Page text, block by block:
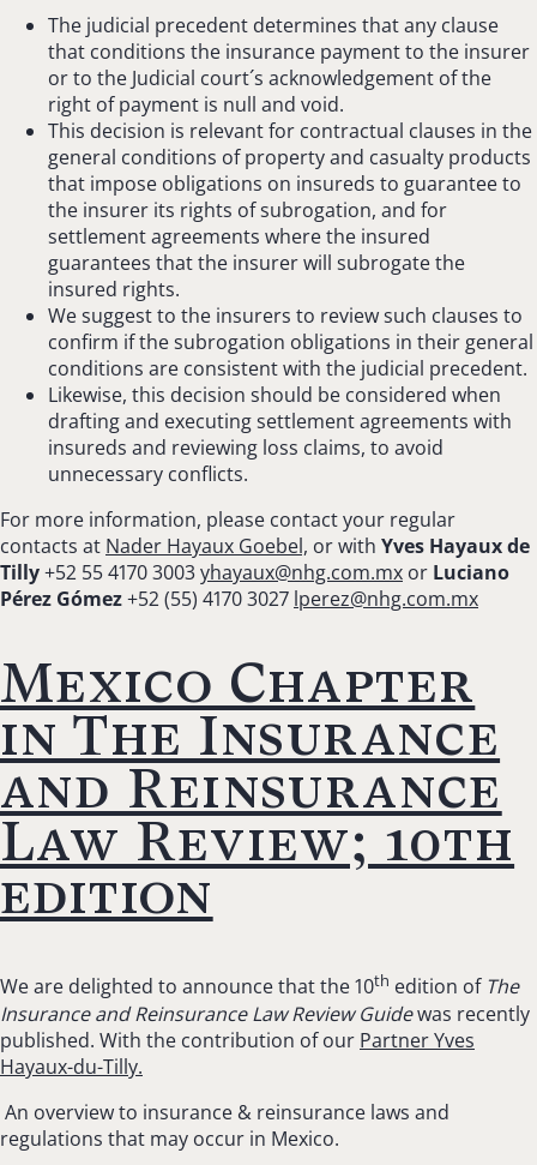
The judicial precedent determines that any clause
that conditions the insurance payment to the insurer
or to the Judicial court´s acknowledgement of the
right of payment is null and void.
This decision is relevant for contractual clauses in the
general conditions of property and casualty products
that impose obligations on insureds to guarantee to
the insurer its rights of subrogation, and for
settlement agreements where the insured
guarantees that the insurer will subrogate the
insured rights.
We suggest to the insurers to review such clauses to
confirm if the subrogation obligations in their general
conditions are consistent with the judicial precedent.
Likewise, this decision should be considered when
drafting and executing settlement agreements with
insureds and reviewing loss claims, to avoid
unnecessary conflicts.
For more information, please contact your regular
contacts at Nader Hayaux Goebel, or with Yves Hayaux de
Tilly+52 55 4170 3003yhayaux@nhg.com.mx or Luciano
Pérez Gómez+52 (55) 4170 3027 lperez@nhg.com.mx
Mexico Chapter
in The Insurance
and Reinsurance
Law Review; 10th
edition
We are delighted to announce that the 10th edition ofThe
Insurance and Reinsurance Law Review Guidewas recently
published. With the contribution of our Partner Yves
Hayaux-du-Tilly.
An overview to insurance & reinsurance laws and
regulations that may occur in Mexico.